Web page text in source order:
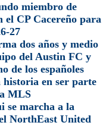
miembro de
el CP Cacereño para
27
dos años y medio
del Austin FC y
de los españoles
historia en ser parte
MLS
se marcha a la
NorthEast United